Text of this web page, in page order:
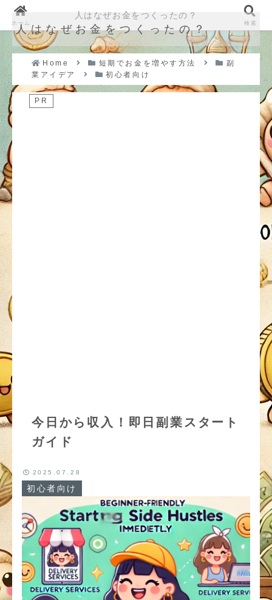
人はなぜお金をつくったの？
Home 短期でお金を増やす方法
副
業アイデア
初心者向け
PR
今日から収入！即日副業スタート
ガイド
初心者向け
2025.07.28
ホーム
人はなぜお金をつくったの？
検索